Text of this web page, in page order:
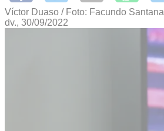
Víctor Duaso / Foto: Facundo Santana
dv., 30/09/2022